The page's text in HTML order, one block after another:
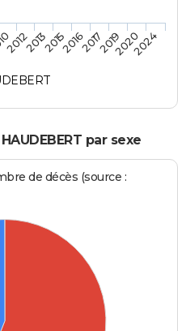
20122013201520162017201920202024
par sexe
de décès (source :